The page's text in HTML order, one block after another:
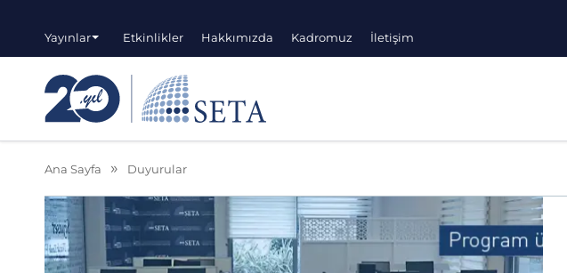
Yayınlar Etkinlikler Hakkımızda Kadromuz İletişim
Ana Sayfa Duyurular